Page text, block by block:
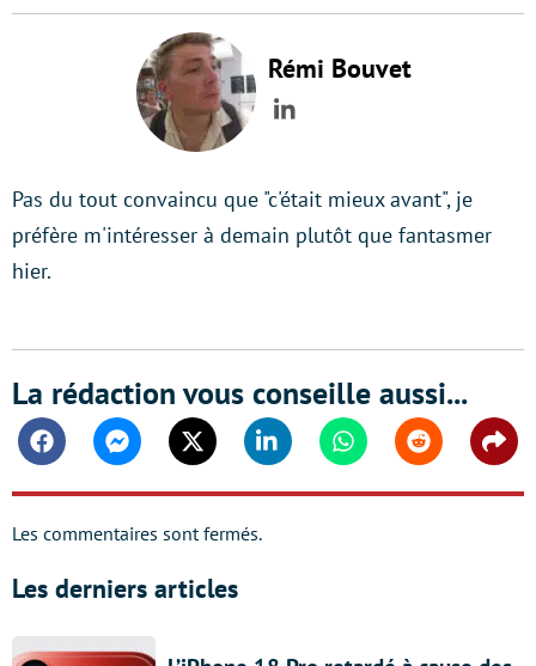
Rémi Bouvet
LinkedIn
Pas du tout convaincu que "c'était mieux avant", je
préfère m'intéresser à demain plutôt que fantasmer
hier.
La rédaction vous conseille aussi...
FacebookMessengerTwitter Linkedin WhatsappReddit
Les commentaires sont fermés.
Les derniers articles